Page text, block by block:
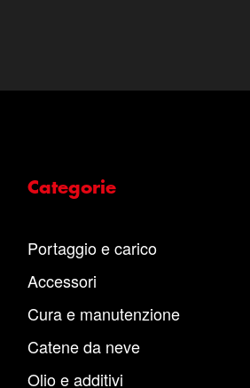
Categorie
Portaggio e carico
Accessori
Cura e manutenzione
Catene da neve
Olio e additivi